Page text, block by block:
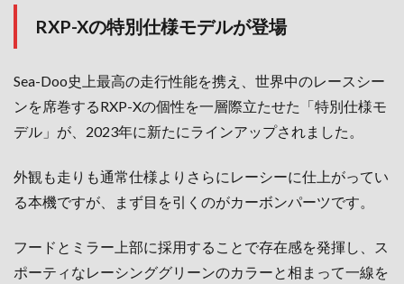
RXP-Xの特別仕様モデルが登場
Sea-Doo史上最高の走行性能を携え、世界中のレースシー
ンを席巻するRXP-Xの個性を一層際立たせた「特別仕様モ
デル」が、2023年に新たにラインアップされました。
外観も走りも通常仕様よりさらにレーシーに仕上がってい
る本機ですが、まず目を引くのがカーボンパーツです。
フードとミラー上部に採用することで存在感を発揮し、ス
ポーティなレーシンググリーンのカラーと相まって一線を